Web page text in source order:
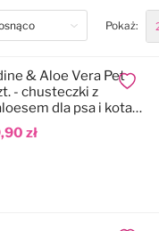
Pokaż:
zł
& Aloe Vera Pet
- chusteczki z
dla psa i kota,
Dodaj